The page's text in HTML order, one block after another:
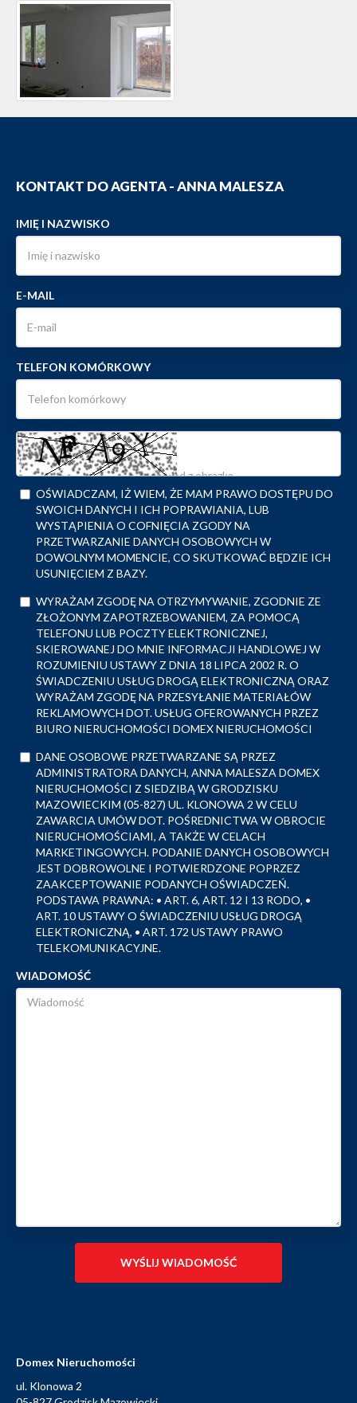
KONTAKT DO AGENTA - ANNA MALESZA
IMIĘ I NAZWISKO
E-MAIL
TELEFON KOMÓRKOWY
OŚWIADCZAM, IŻ WIEM, ŻE MAM PRAWO DOSTĘPU DO
SWOICH DANYCH I ICH POPRAWIANIA, LUB
WYSTĄPIENIA O COFNIĘCIA ZGODY NA
PRZETWARZANIE DANYCH OSOBOWYCH W
DOWOLNYM MOMENCIE, CO SKUTKOWAĆ BĘDZIE ICH
USUNIĘCIEM Z BAZY.
WYRAŻAM ZGODĘ NA OTRZYMYWANIE, ZGODNIE ZE
ZŁOŻONYM ZAPOTRZEBOWANIEM, ZA POMOCĄ
TELEFONU LUB POCZTY ELEKTRONICZNEJ,
SKIEROWANEJ DO MNIE INFORMACJI HANDLOWEJ W
ROZUMIENIU USTAWY Z DNIA 18 LIPCA 2002 R. O
ŚWIADCZENIU USŁUG DROGĄ ELEKTRONICZNĄ ORAZ
WYRAŻAM ZGODĘ NA PRZESYŁANIE MATERIAŁÓW
REKLAMOWYCH DOT. USŁUG OFEROWANYCH PRZEZ
BIURO NIERUCHOMOŚCI DOMEX NIERUCHOMOŚCI
DANE OSOBOWE PRZETWARZANE SĄ PRZEZ
ADMINISTRATORA DANYCH, ANNA MALESZA DOMEX
NIERUCHOMOŚCI Z SIEDZIBĄ W GRODZISKU
MAZOWIECKIM (05-827) UL. KLONOWA 2 W CELU
ZAWARCIA UMÓW DOT. POŚREDNICTWA W OBROCIE
NIERUCHOMOŚCIAMI, A TAKŻE W CELACH
MARKETINGOWYCH. PODANIE DANYCH OSOBOWYCH
JEST DOBROWOLNE I POTWIERDZONE POPRZEZ
ZAAKCEPTOWANIE PODANYCH OŚWIADCZEŃ.
PODSTAWA PRAWNA: • ART. 6, ART. 12 I 13 RODO, •
ART. 10 USTAWY O ŚWIADCZENIU USŁUG DROGĄ
ELEKTRONICZNĄ, • ART. 172 USTAWY PRAWO
TELEKOMUNIKACYJNE.
WIADOMOŚĆ
Domex Nieruchomości
ul. Klonowa 2